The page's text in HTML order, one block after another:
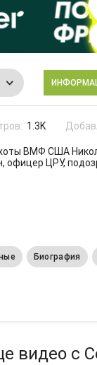
1.3K
ВМФ США
офицер ЦРУ,
Биография
видео с